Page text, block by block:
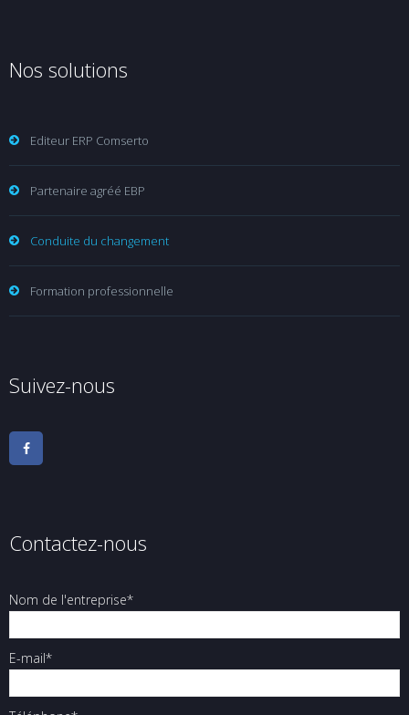
Nos solutions
Editeur ERP Comserto
Partenaire agréé EBP
Conduite du changement
Formation professionnelle
Suivez-nous
Contactez-nous
Nom de l'entreprise*
E-mail*